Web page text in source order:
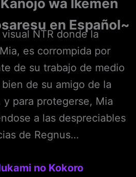
wa Ikemen
en Español~
NTR donde la
es corrompida por
de su trabajo de medio
de su amigo de la
y para protegerse, Mia
a las despreciables
de Regnus…
no Kokoro